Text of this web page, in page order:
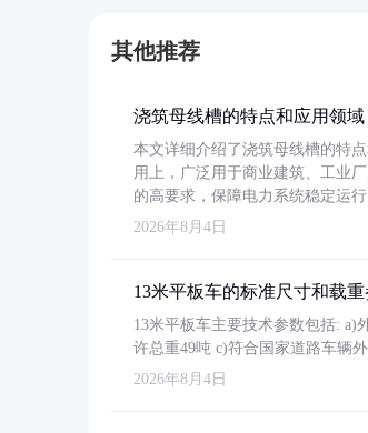
其他推荐
浇筑母线槽的特点和应用领域
本文详细介绍了浇筑母线槽的特
用上，广泛用于商业建筑、工业
的高要求，保障电力系统稳定运行
2026年8月4日
13米平板车的标准尺寸和载重
13米平板车主要技术参数包括: a)
许总重49吨 c)符合国家道路车辆
2026年8月4日